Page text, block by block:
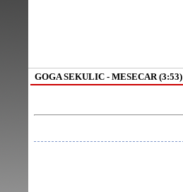
GOGA SEKULIC - MESECAR (3:53)